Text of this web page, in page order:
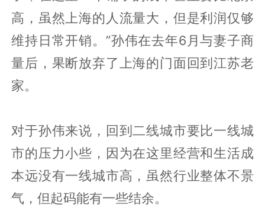
高，虽然上海的人流量大，但是利润仅够
维持日常开销。”孙伟在去年6月与妻子商
量后，果断放弃了上海的门面回到江苏老
家。
对于孙伟来说，回到二线城市要比一线城
市的压力小些，因为在这里经营和生活成
本远没有一线城市高，虽然行业整体不景
气，但起码能有一些结余。